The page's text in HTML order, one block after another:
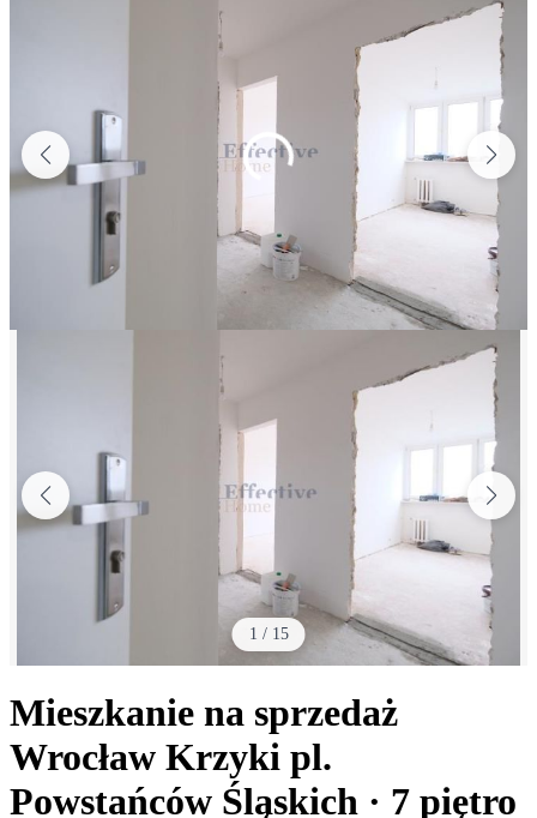
1 / 15
Mieszkanie na sprzedaż
Wrocław Krzyki pl.
Powstańców Śląskich · 7 piętro